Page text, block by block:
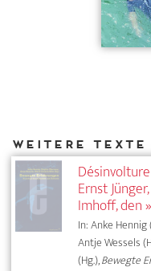
Ernst
Imhoff, den
In: Anke
Antje Wessels
(Hg.),Bewegte